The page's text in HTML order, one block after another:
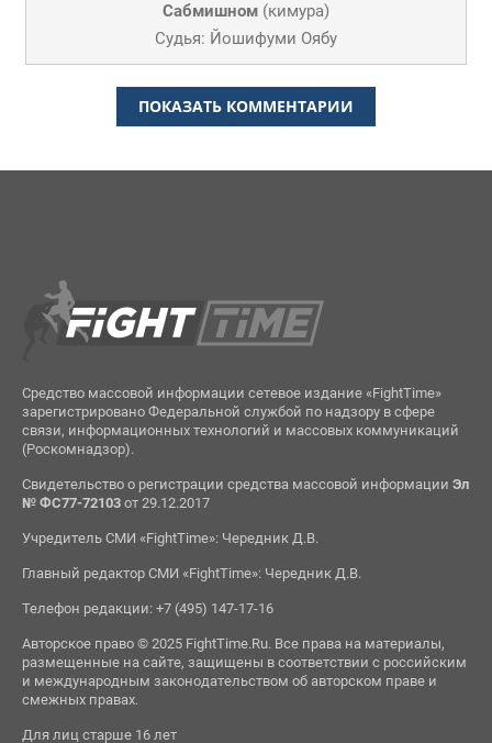
Сабмишном(кимура)
Судья: Йошифуми Оябу
ПОКАЗАТЬ КОММЕНТАРИИ
Средство массовой информации сетевое издание «FightTime»
зарегистрировано Федеральной службой по надзору в сфере
связи, информационных технологий и массовых коммуникаций
(Роскомнадзор).
Свидетельство о регистрации средства массовой информации Эл
№ ФС77-72103от 29.12.2017
Учредитель СМИ «FightTime»: Чередник Д.В.
Главный редактор СМИ «FightTime»: Чередник Д.В.
Телефон редакции: +7 (495) 147-17-16
Авторское право © 2025 FightTime.Ru. Все права на материалы,
размещенные на сайте, защищены в соответствии с российским
и международным законодательством об авторском праве и
смежных правах.
Для лиц старше 16 лет